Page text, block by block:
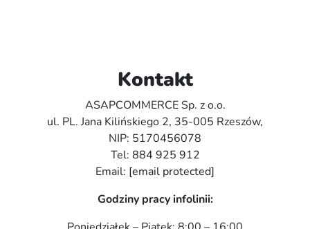
Kontakt
ASAPCOMMERCE Sp. z o.o.
ul. PL. Jana Kilińskiego 2, 35-005 Rzeszów,
NIP: 5170456078
Tel: 884 925 912
Email: [email protected]
Godziny pracy infolinii: